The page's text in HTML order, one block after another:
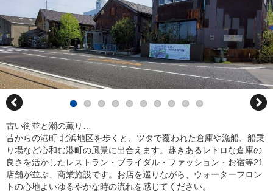
古い街並と潮の薫り…
昔からの港町 北浜地区を歩くと、ツタで覆われた倉庫や漁船、船乗
り場など心和む港町の風景に出合えます。趣きあるレトロな倉庫の
良さを活かしたレストラン・ブライダル・ファッション・お宿等21
店舗が並ぶ、商業施設です。お店を巡りながら、ウォーターフロン
トの心地よいゆるやかな時の流れを感じてください。